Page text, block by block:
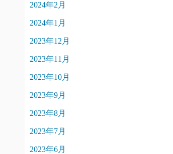
2024年2月
2024年1月
2023年12月
2023年11月
2023年10月
2023年9月
2023年8月
2023年7月
2023年6月